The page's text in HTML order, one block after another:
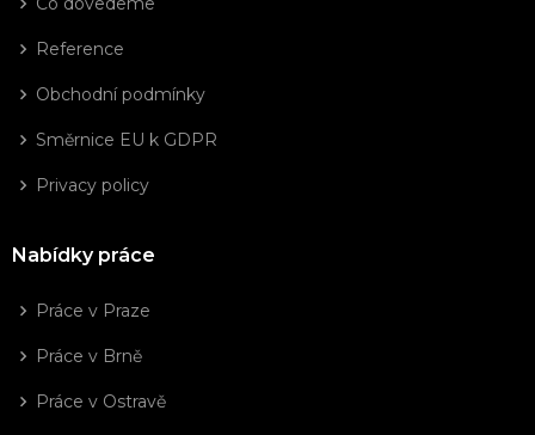
Reference
Obchodní podmínky
Směrnice EU k GDPR
Privacy policy
Nabídky práce
Práce v Praze
Práce v Brně
Práce v Ostravě